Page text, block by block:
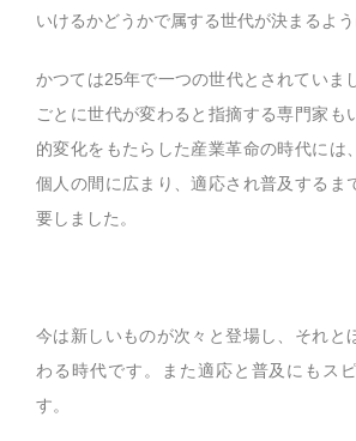
いけるかどうかで属する世代が決まるよう
かつては25年で一つの世代とされていま
ごとに世代が変わると指摘する専門家も
的変化をもたらした産業革命の時代には
個人の間に広まり、適応され普及するま
要しました。
今は新しいものが次々と登場し、それと
わる時代です。また適応と普及にもス
す。